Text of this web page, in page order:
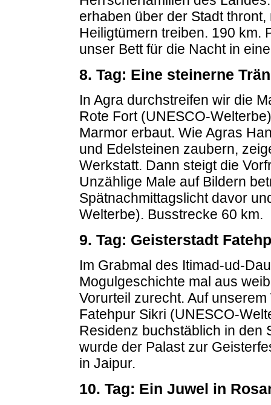
erhaben über der Stadt
Heiligtümern treiben. 190 km.
unser Bett für die Nacht in
8. Tag: Eine steinerne
In Agra durchstreifen wir die
Rote Fort (UNESCO-
Marmor erbaut. Wie Agras
und Edelsteinen zaubern,
Werkstatt. Dann steigt die
Unzählige Male auf Bildern
Spätnachmittagslicht davor
Welterbe). Busstrecke 60 km.
9. Tag: Geisterstadt
Im Grabmal des Itimad-ud-
Mogulgeschichte mal aus
Vorurteil zurecht. Auf
Fatehpur Sikri (UNESCO-
Residenz buchstäblich in den
wurde der Palast zur
in Jaipur.
10. Tag: Ein Juwel in